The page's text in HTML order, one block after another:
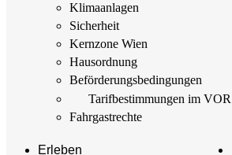
Klimaanlagen
Sicherheit
Kernzone Wien
Hausordnung
Beförderungs­bedingungen
Tarif­bestimmungen im VOR
Fahrgastrechte
Erleben